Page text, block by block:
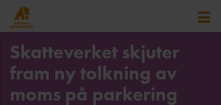
Skatteverket skjuter
fram ny tolkning av
moms på parkering